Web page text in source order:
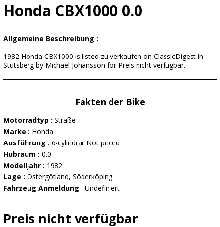
Honda CBX1000 0.0
Allgemeine Beschreibung :
1982 Honda CBX1000 is listed zu verkaufen on ClassicDigest in
Stutsberg by Michael Johansson for Preis nicht verfügbar.
Fakten der Bike
Motorradtyp : Straße
Marke : Honda
Ausführung : 6-cylindrar Not priced
Hubraum : 0.0
Modelljahr : 1982
Lage : Östergötland, Söderköping
Fahrzeug Anmeldung : Undefiniert
Preis nicht verfügbar